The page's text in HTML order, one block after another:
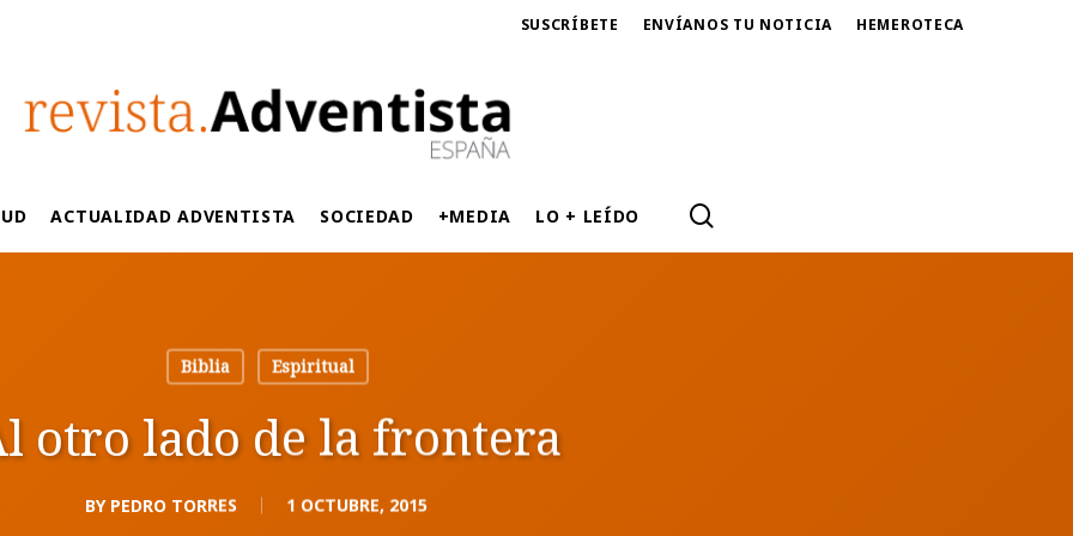
SUSCRÍBETE ENVÍANOS TU NOTICIA HEMEROTECA
ACTUALIDAD ADVENTISTA SOCIEDAD +MEDIA LO + LEÍDO
Biblia Espiritual
otro lado de la frontera
BY PEDRO TORRES 1 OCTUBRE, 2015